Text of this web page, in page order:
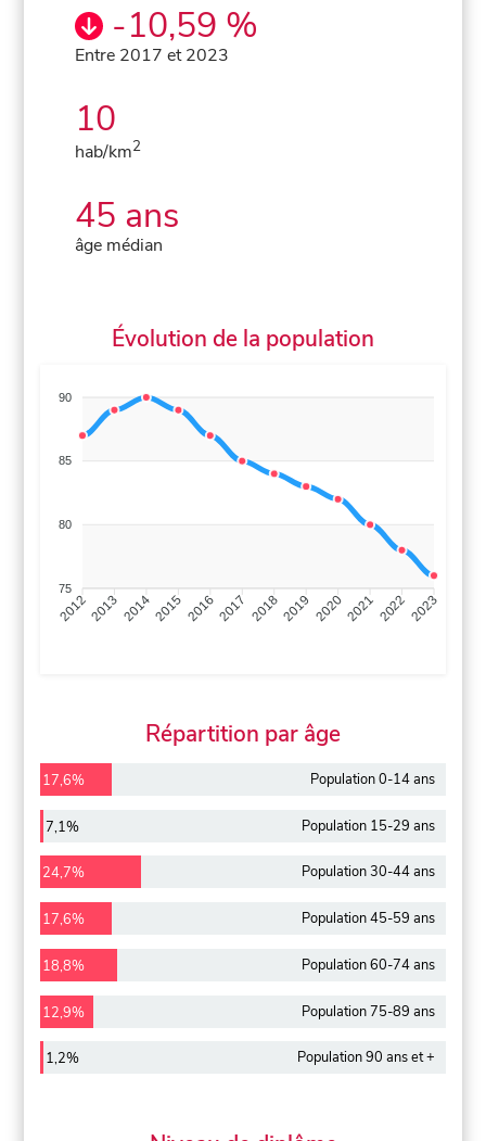
-10,59 %
Entre 2017 et 2023
10
hab/km2
45 ans
âge médian
Évolution de la population
90
85
80
75
20122013 20142015 20162017 20182019 20202021 2022 2023
Répartition par âge
17,6% Population 0-14 ans
7,1% Population 15-29 ans
24,7% Population 30-44 ans
17,6% Population 45-59 ans
18,8% Population 60-74 ans
12,9% Population 75-89 ans
1,2% Population 90 ans et +